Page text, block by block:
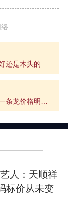
人：天顺祥
标价从未变